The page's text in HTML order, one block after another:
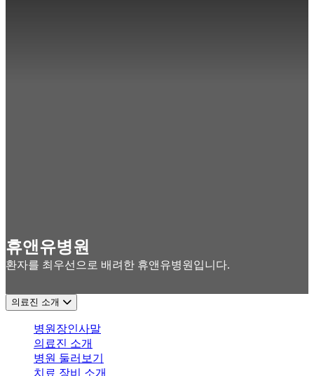
휴앤유병원
환자를 최우선으로 배려한 휴앤유병원입니다.
의료진 소개
병원장인사말
의료진 소개
병원 둘러보기
치료 장비 소개